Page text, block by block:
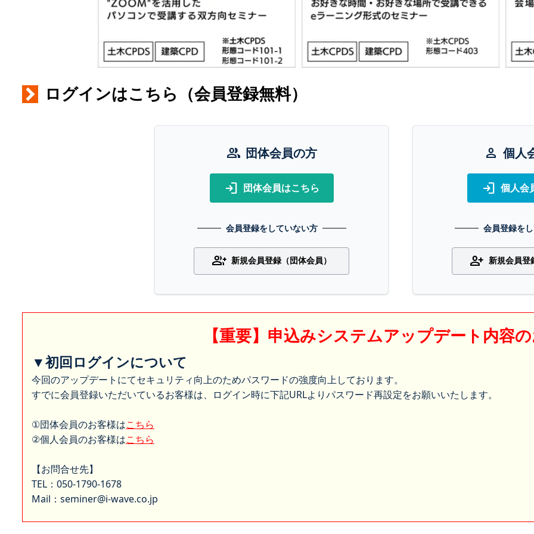
ログインはこちら（会員登録無料）
group 団体会員の方
login 団体会員はこちら
会員登録をしていない方
group_add 新規会員登録（団体会員）
person 個人
login 個人会
会員登録を
person_add 新規会員登
【重要】申込みシステムアップデート内容
▼初回ログインについて
今回のアップデートにてセキュリティ向上のためパスワードの強度向上しております。
すでに会員登録いただいているお客様は、ログイン時に下記URLよりパスワード再設定をお願いいたします。
①団体会員のお客様はこちら
②個人会員のお客様はこちら
【お問合せ先】
TEL：050-1790-1678
Mail：seminer@i-wave.co.jp